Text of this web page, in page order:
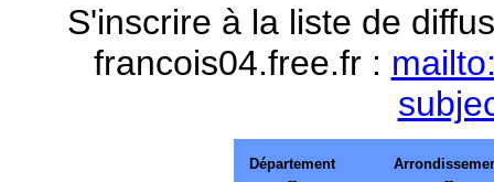
S'inscrire à la liste de
francois04.free.fr :
Département